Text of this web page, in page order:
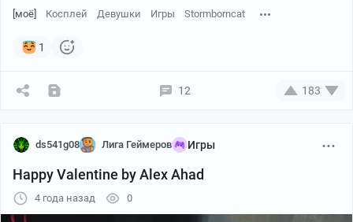
[моё] Косплей Девушки Игры Stormborncat
1
12 183
ds541g08 Лига Геймеров Игры
Happy Valentine by Alex Ahad
4 года назад 0